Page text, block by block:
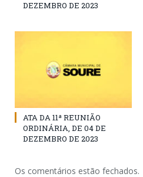
DEZEMBRO DE 2023
ATA DA 11ª REUNIÃO
ORDINÁRIA, DE 04 DE
DEZEMBRO DE 2023
Os comentários estão fechados.